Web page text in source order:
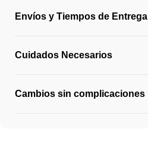
Envíos y Tiempos de Entrega
Cuidados Necesarios
Cambios sin complicaciones